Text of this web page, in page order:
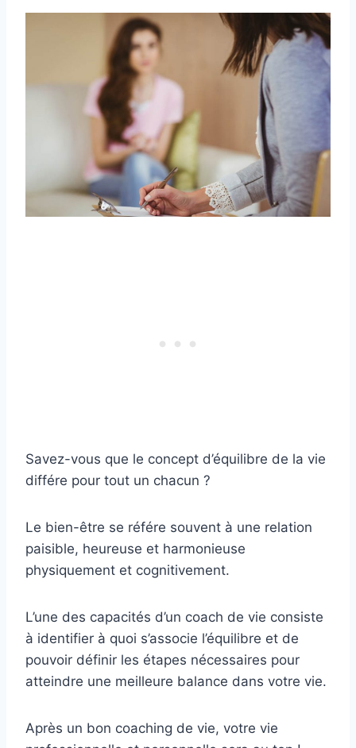
Savez-vous que le concept d’équilibre de la vie
différe pour tout un chacun ?
Le bien-être se référe souvent à une relation
paisible, heureuse et harmonieuse
physiquement et cognitivement.
L’une des capacités d’un coach de vie consiste
à identifier à quoi s’associe l’équilibre et de
pouvoir définir les étapes nécessaires pour
atteindre une meilleure balance dans votre vie.
Après un bon coaching de vie, votre vie